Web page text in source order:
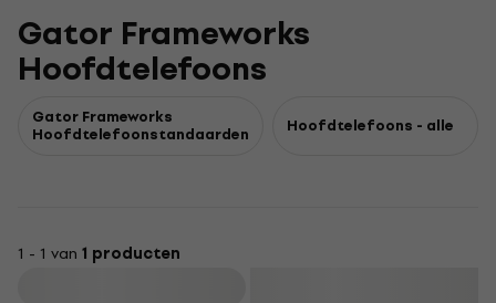
Gator Frameworks
Hoofdtelefoons
Gator Frameworks
Hoofdtelefoonstandaarden Hoofdtelefoons - alle
1 - 1 van 1 producten